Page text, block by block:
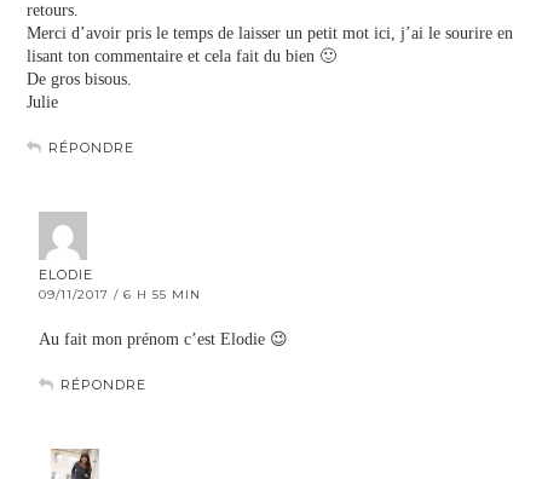
retours.
Merci d’avoir pris le temps de laisser un petit mot ici, j’ai le sourire en
lisant ton commentaire et cela fait du bien 🙂
De gros bisous.
Julie
RÉPONDRE
ELODIE
09/11/2017 / 6 H 55 MIN
Au fait mon prénom c’est Elodie 😉
RÉPONDRE